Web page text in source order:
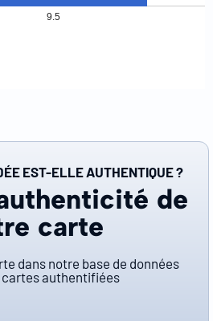
9.5
EST-ELLE AUTHENTIQUE ?
de
carte
dans notre base de données
cartes authentifiées